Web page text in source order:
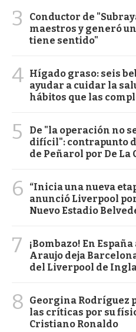
3
Conductor de
maestros y generó
tiene sentido"
4 Hígado graso: seis
ayudar a cuidar la
hábitos que las
5
De "la operación no
difícil": contrapunto
de Peñarol por De La
6
“Inicia una nueva
anunció Liverpool
Nuevo Estadio
7
¡Bombazo! En
Araujo deja
del Liverpool de
8
Georgina Rodríguez
las críticas por su
Cristiano Ronaldo